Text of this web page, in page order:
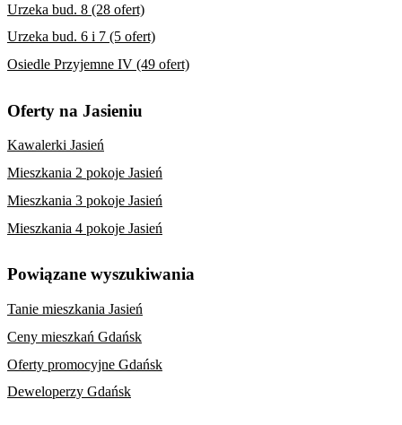
Urzeka bud. 8 (28 ofert)
Urzeka bud. 6 i 7 (5 ofert)
Osiedle Przyjemne IV (49 ofert)
Oferty na Jasieniu
Kawalerki Jasień
Mieszkania 2 pokoje Jasień
Mieszkania 3 pokoje Jasień
Mieszkania 4 pokoje Jasień
Powiązane wyszukiwania
Tanie mieszkania Jasień
Ceny mieszkań Gdańsk
Oferty promocyjne Gdańsk
Deweloperzy Gdańsk